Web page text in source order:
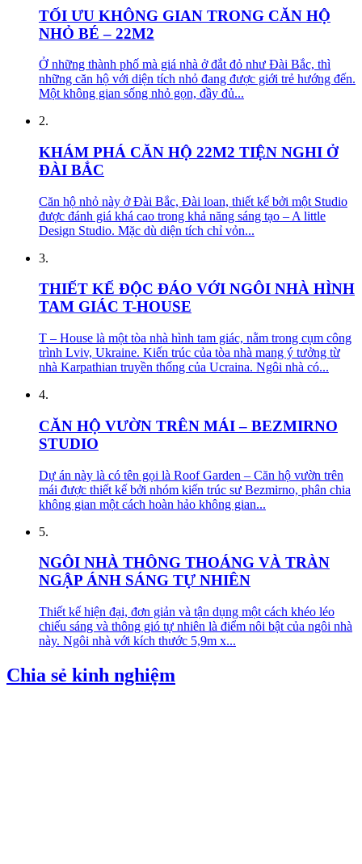
TỐI ƯU KHÔNG GIAN TRONG CĂN HỘ
NHỎ BÉ – 22M2
Ở những thành phố mà giá nhà ở đắt đỏ như Đài Bắc, thì
những căn hộ với diện tích nhỏ đang được giới trẻ hướng đến.
Một không gian sống nhỏ gọn, đầy đủ...
2.
KHÁM PHÁ CĂN HỘ 22M2 TIỆN NGHI Ở
ĐÀI BẮC
Căn hộ nhỏ này ở Đài Bắc, Đài loan, thiết kế bởi một Studio
được đánh giá khá cao trong khả năng sáng tạo – A little
Design Studio. Mặc dù diện tích chỉ vỏn...
3.
THIẾT KẾ ĐỘC ĐÁO VỚI NGÔI NHÀ HÌNH
TAM GIÁC T-HOUSE
T – House là một tòa nhà hình tam giác, nằm trong cụm công
trình Lviv, Ukraine. Kiến trúc của tòa nhà mang ý tưởng từ
nhà Karpathian truyền thống của Ucraina. Ngôi nhà có...
4.
CĂN HỘ VƯỜN TRÊN MÁI – BEZMIRNO
STUDIO
Dự án này là có tên gọi là Roof Garden – Căn hộ vườn trên
mái được thiết kế bởi nhóm kiến trúc sư Bezmirno, phân chia
không gian một cách hoàn hảo không gian...
5.
NGÔI NHÀ THÔNG THOÁNG VÀ TRÀN
NGẬP ÁNH SÁNG TỰ NHIÊN
Thiết kế hiện đại, đơn giản và tận dụng một cách khéo léo
chiếu sáng và thông gió tự nhiên là điểm nôi bật của ngôi nhà
này. Ngôi nhà với kích thước 5,9m x...
Chia sẻ kinh nghiệm